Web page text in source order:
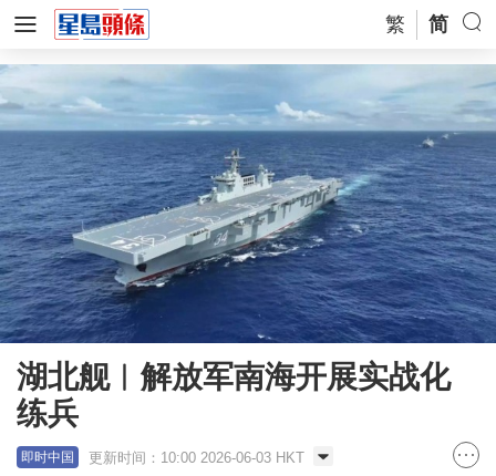
繁 简
湖北舰︱解放军南海开展实战化
练兵
即时中国 更新时间：10:00 2026-06-03 HKT